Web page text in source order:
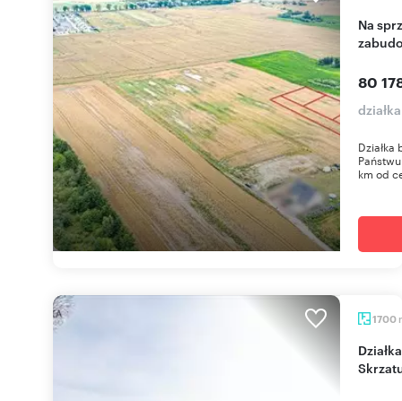
Na sprzedaż działka budowlana z warunkami
80
km od
1700
Działka 1700 m² z domkiem i mediami w